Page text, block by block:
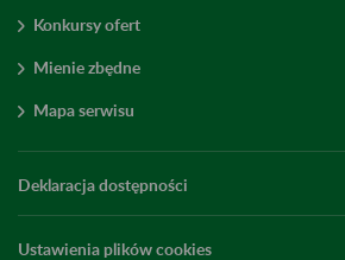
Konkursy ofert
Mienie zbędne
Mapa serwisu
Deklaracja dostępności
Ustawienia plików cookies